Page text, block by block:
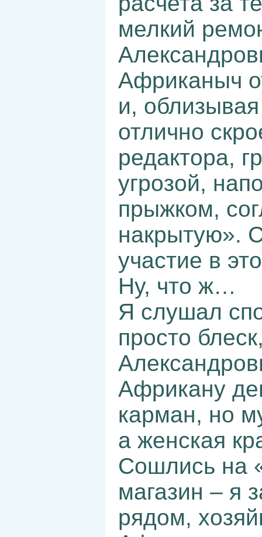
мелкий
Африканыч
и,
отлично
редактора,
угрозой,
прыжком,
накрытую».
участие в
Ну, что ж…
Я слушал
просто
Африкану
карман, но
а женская
Сошлись на
магазин – я
рядом,